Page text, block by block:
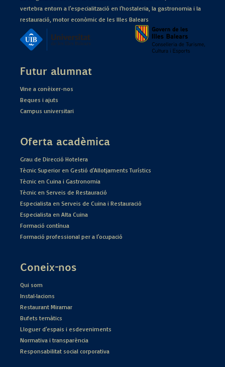
vertebra entorn a l'especialització en l'hostaleria, la gastronomia i la
restauració, motor econòmic de les Illes Balears
Futur alumnat
Vine a conèixer-nos
Beques i ajuts
Campus universitari
Oferta acadèmica
Grau de Direcció Hotelera
Tècnic Superior en Gestió d'Allotjaments Turístics
Tècnic en Cuina i Gastronomia
Tècnic en Serveis de Restauració
Especialista en Serveis de Cuina i Restauració
Especialista en Alta Cuina
Formació contínua
Formació professional per a l'ocupació
Coneix-nos
Qui som
Instal·lacions
Restaurant Miramar
Bufets temàtics
Lloguer d'espais i esdeveniments
Normativa i transparència
Responsabilitat social corporativa